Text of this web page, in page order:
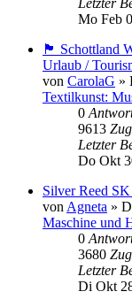
Mo Feb
🏴󠁧󠁢󠁳󠁣󠁴󠁿 Schottland
Urlaub /
von CarolaG »
Textilkunst:
0
9613
Letzter
Do Okt
Silver Reed
von Agneta »
Maschine und
0
3680
Letzter
Di Okt